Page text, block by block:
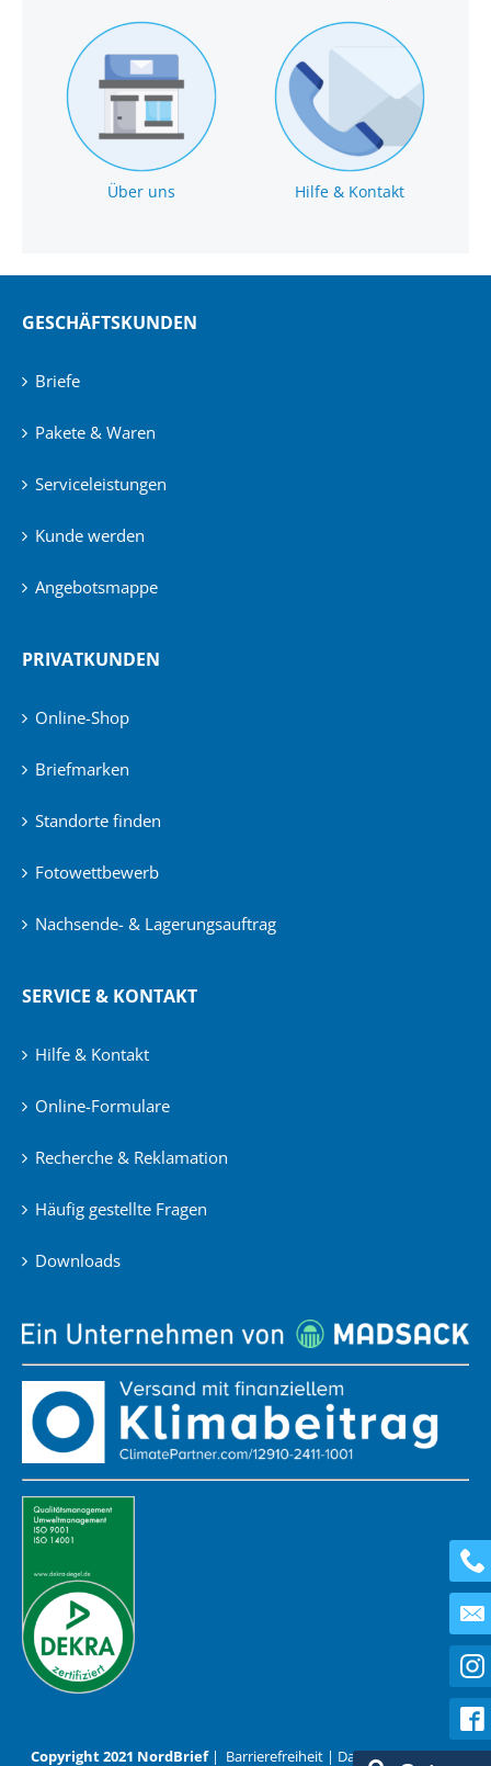
Über uns Hilfe & Kontakt
GESCHÄFTSKUNDEN
Briefe
Pakete & Waren
Serviceleistungen
Kunde werden
Angebotsmappe
PRIVATKUNDEN
Online-Shop
Briefmarken
Standorte finden
Fotowettbewerb
Nachsende- & Lagerungsauftrag
SERVICE & KONTAKT
Hilfe & Kontakt
Online-Formulare
Recherche & Reklamation
Häufig gestellte Fragen
Downloads
Copyright 2021 NordBrief| Barrierefreiheit| Datenschutz|AGB